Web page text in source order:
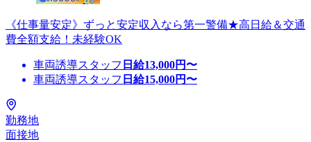
《仕事量安定》ずっと安定収入なら第一警備★高日給＆交通
費全額支給！未経験OK
車両誘導スタッフ 日給13,000円〜
車両誘導スタッフ 日給15,000円〜
勤務地
面接地